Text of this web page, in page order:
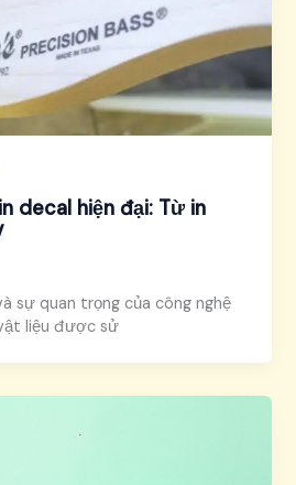
decal hiện đại: Từ in
sự quan trọng của công nghệ
liệu được sử